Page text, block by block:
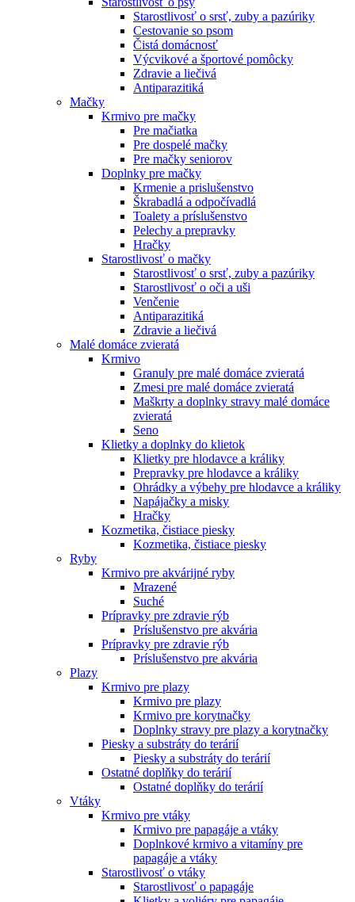
Starostlivosť o srsť, zuby a pazúriky
Cestovanie so psom
Čistá domácnosť
Výcvikové a športové pomôcky
Zdravie a liečivá
Antiparazitiká
Mačky
Krmivo pre mačky
Pre mačiatka
Pre dospelé mačky
Pre mačky seniorov
Doplnky pre mačky
Krmenie a prislušenstvo
Škrabadlá a odpočívadlá
Toalety а príslušenstvo
Pelechy a prepravky
Hračky
Starostlivosť o mačky
Starostlivosť o srsť, zuby a pazúriky
Starostlivosť o oči a uši
Venčenie
Antiparazitiká
Zdravie a liečivá
Malé domáce zvieratá
Krmivo
Granuly pre malé domáce zvieratá
Zmesi pre malé domáce zvieratá
Maškrty a doplnky stravy malé domáce
zvieratá
Seno
Klietky a doplnky do klietok
Klietky pre hlodavce a králiky
Prepravky pre hlodavce a králiky
Ohrádky a výbehy pre hlodavce a králiky
Napájačky a misky
Hračky
Kozmetika, čistiace piesky
Kozmetika, čistiace piesky
Ryby
Krmivo pre akvárijné ryby
Mrazené
Suché
Prípravky pre zdravie rýb
Príslušenstvo pre akvária
Prípravky pre zdravie rýb
Príslušenstvo pre akvária
Plazy
Krmivo pre plazy
Krmivo pre plazy
Krmivo pre korytnačky
Doplnky stravy pre plazy a korytnačky
Piesky a substráty do terárií
Piesky a substráty do terárií
Ostatné doplňky do terárií
Ostatné doplňky do terárií
Vtáky
Krmivo pre vtáky
Krmivo pre papagáje a vtáky
Doplnkové krmivo a vitamíny pre
papagáje a vtáky
Starostlivosť o vtáky
Starostlivosť o papagáje